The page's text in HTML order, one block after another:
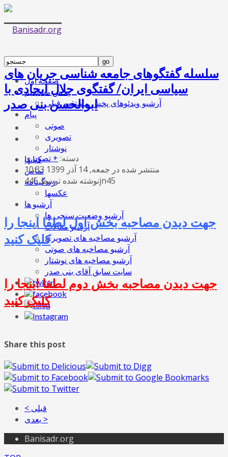
صفحه اول
پخش مستقیم
آرشیو ویدئوهای پخش مستقیم قبلی
پیام
صوتی
تصویری
نوشتار
کتابها
تماس
زندگینامه
عکسها
آرشیو ها
آرشیو وضعیت سنجی ها
آرشیو مقالات
آرشیو مصاخبه های تصویری
آرشیو مصاخبه های صوتی
آرشیو مصاخبه های نوشتار
سایت سابق آقای بنی صدر
سلسله گفتگوهای جامعه شناسی جریان های
سیاسی ایران/ گفتگوی جلال ایجادی با
ابوالحسن بنی صدر
دسته: + تصویری
منتشر شده در جمعه, 14 آذر 1399 10:33
نوشته شده توسط 445jn45
جهت دیدن مصاحبه بخش اول لطفا اینجا را
کلیک کنید
جهت دیدن مصاحبه بخش دوم لطفا اینجا را
کلیک کنید
Share this post
< قبلی
بعدی >
Banisadr.org